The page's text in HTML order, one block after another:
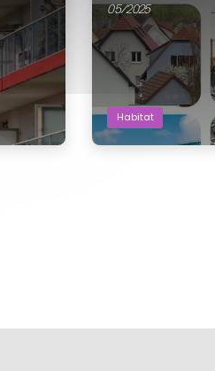
05/2025
Habitat